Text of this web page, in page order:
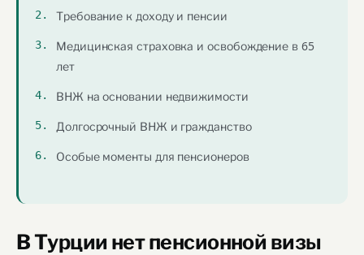
Требование к доходу и пенсии
Медицинская страховка и освобождение в 65
лет
ВНЖ на основании недвижимости
Долгосрочный ВНЖ и гражданство
Особые моменты для пенсионеров
В Турции нет пенсионной визы